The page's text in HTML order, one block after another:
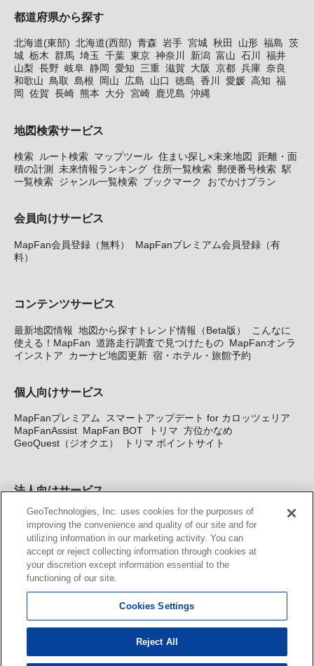
都道府県から探す
北海道(東部) 北海道(西部) 青森 岩手 宮城 秋田 山形 福島 茨
城 栃木 群馬 埼玉 千葉 東京 神奈川 新潟 富山 石川
福井
山梨 長野 岐阜 静岡 愛知 三重 滋賀 大阪 京都 兵庫 奈良
和歌山 鳥取 島根 岡山 広島 山口 徳島 香川 愛媛 高知 福
岡
佐賀 長崎 熊本 大分 宮崎 鹿児島 沖縄
地図検索サービス
検索 ルート検索 マップツール 住まい探し×未来地図
距離・面
積の計測
未来情報ランキング 住所一覧検索 郵便番号検索 駅
一覧検索 ジャンル一覧検索 ブックマーク おでかけプラン
会員向けサービス
MapFan会員登録（無料）
MapFanプレミアム会員登録（有
料）
コンテンツサービス
最新地図情報 地図から探すトレンド情報（Beta版）
こんなに
使える！MapFan 道路走行調査で見つけたもの MapFanオンラ
インストア
カーナビ地図更新 宿・ホテル・旅館予約
個人向けサービス
MapFanプレミアム
スマートアップデート for カロッツェリア
MapFanAssist MapFan BOT トリマ 方位かなめ
GeoQuest（ジオクエ）
トリマ ポイントサイト
法人向けサービス
法人向け地図・位置情報サービス WEBサイト・システム向け地
図API Windows PC向け地図開発キット MapFan DB 住所確認
サービス
MAP WORLD+ トリマ広告 Geo-Research
カーナビ地図更新サービス
MapFan スマートメンバーズ
KENWOOD MapFan Club
GeoTechnologies, Inc. uses cookies for the purposes of
improving the convenience and quality of our site and for
utilizing information in our marketing activity. You can
accept or reject collecting information through cookies at
your discretion except information essential to the
functioning of our site.
Cookies Settings
Reject All